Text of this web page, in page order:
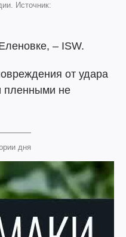
Источник:
– ISW.
от удара
пленными не
дня